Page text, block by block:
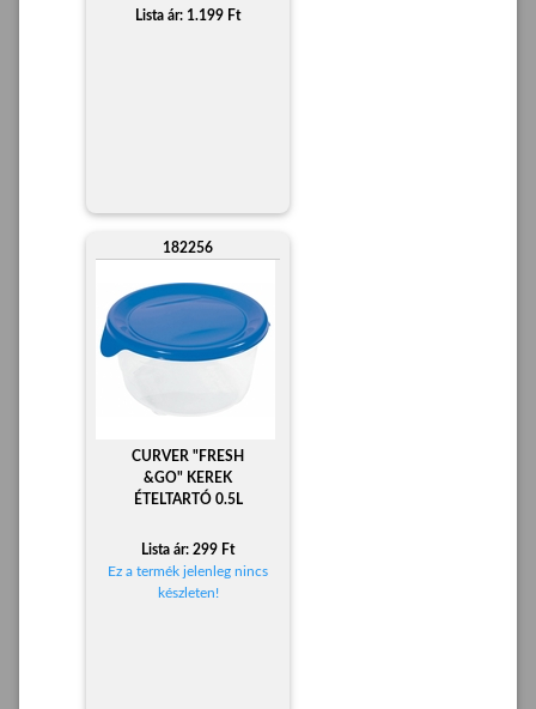
Lista ár: 1.199 Ft
182256
CURVER "FRESH
&GO" KEREK
ÉTELTARTÓ 0.5L
Lista ár: 299 Ft
Ez a termék jelenleg nincs
készleten!